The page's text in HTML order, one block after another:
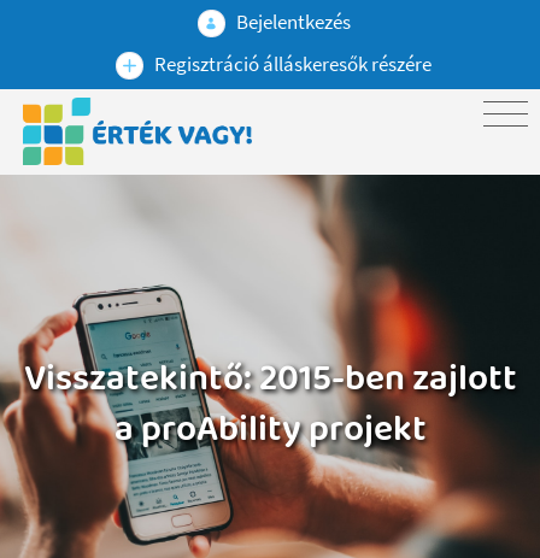
Bejelentkezés
Regisztráció álláskeresők részére
Visszatekintő: 2015-ben zajlott
a proAbility projekt